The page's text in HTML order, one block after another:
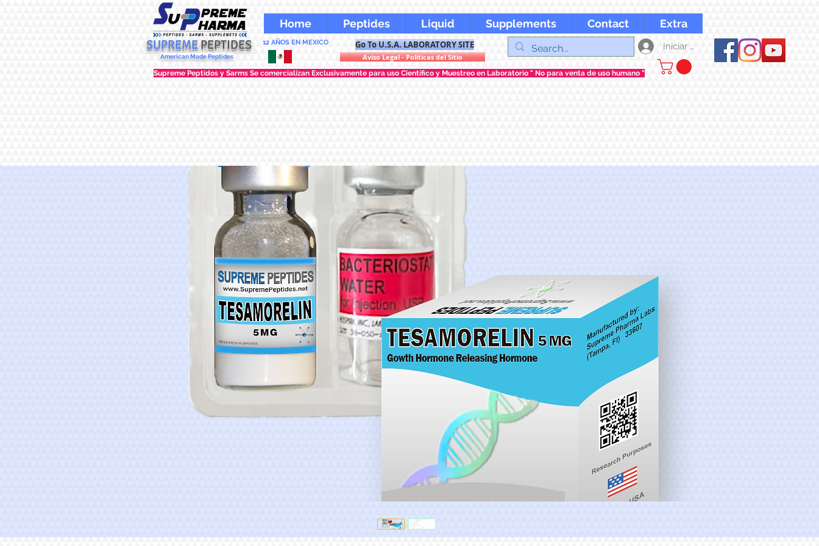
SUPREMEPEPTIDES
Home Peptides Liquid Supplements Contact Extra
12 AÑOS EN MEXICO Go To U.S.A. LABORATORY SITE Iniciar sesión
American Made Peptides Aviso Legal - Politicas del Sitio
Supreme Peptidos y Sarms Se comercializan Exclusivamente para uso Científico y Muestreo en Laboratorio " No para venta de uso humano "